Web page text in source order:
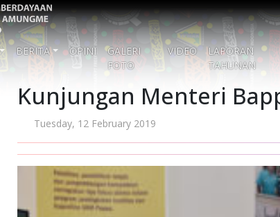
BERITA OPINI
GALERI
FOTO
VIDEO
LAPORAN
TAHUNAN
Kunjungan Menteri
Tuesday, 12 February 2019